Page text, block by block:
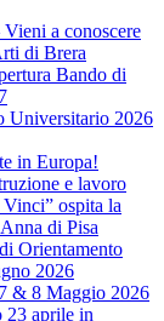
a conoscere
di Brera
Bando di
Universitario 2026
in Europa!
e lavoro
ospita la
di Pisa
Orientamento
2026
& 8 Maggio 2026
23 aprile in